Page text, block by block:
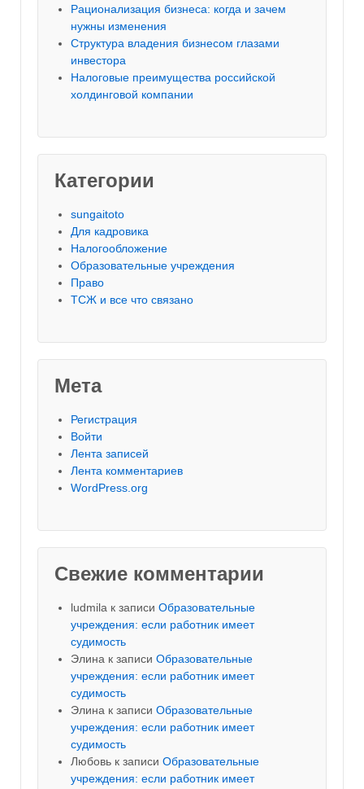
Рационализация бизнеса: когда и зачем
нужны изменения
Структура владения бизнесом глазами
инвестора
Налоговые преимущества российской
холдинговой компании
Категории
sungaitoto
Для кадровика
Налогообложение
Образовательные учреждения
Право
ТСЖ и все что связано
Мета
Регистрация
Войти
Лента записей
Лента комментариев
WordPress.org
Свежие комментарии
ludmila к записи Образовательные
учреждения: если работник имеет
судимость
Элина к записи Образовательные
учреждения: если работник имеет
судимость
Элина к записи Образовательные
учреждения: если работник имеет
судимость
Любовь к записи Образовательные
учреждения: если работник имеет